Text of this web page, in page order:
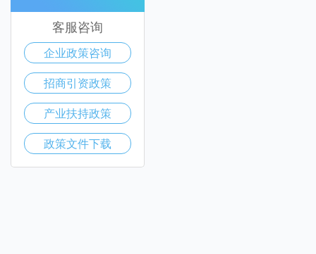
客服咨询
企业政策咨询
招商引资政策
产业扶持政策
政策文件下载